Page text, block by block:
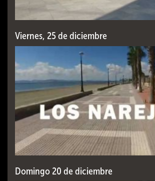
Viernes, 25 de diciembre
Domingo 20 de diciembre